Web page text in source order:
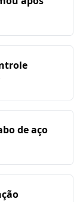
de aço